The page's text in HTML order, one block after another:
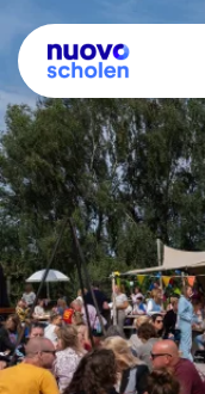
Over ons
Onderwijs
Onze scholen
Typisch NUOVO